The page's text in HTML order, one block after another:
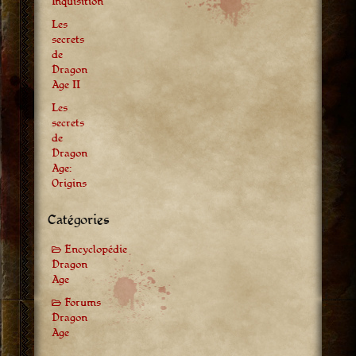
Les
secrets
de
Dragon
Age II
Les
secrets
de
Dragon
Age:
Origins
Catégories
Encyclopédie
Dragon
Age
Forums
Dragon
Age